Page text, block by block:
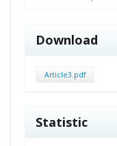
Download
Article3.pdf
Statistic